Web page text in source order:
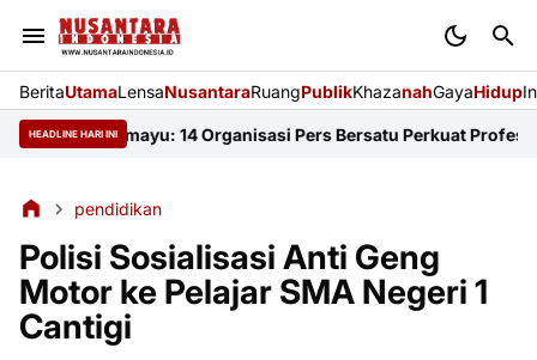
BeritaUtamaLensaNusantaraRuangPublikKhazanahGayaHidup
HEADLINE HARI INI
Indramayu: 14 Organisasi Pers Bersatu Perkuat
pendidikan
Polisi Sosialisasi Anti Geng
Motor ke Pelajar SMA Negeri 1
Cantigi